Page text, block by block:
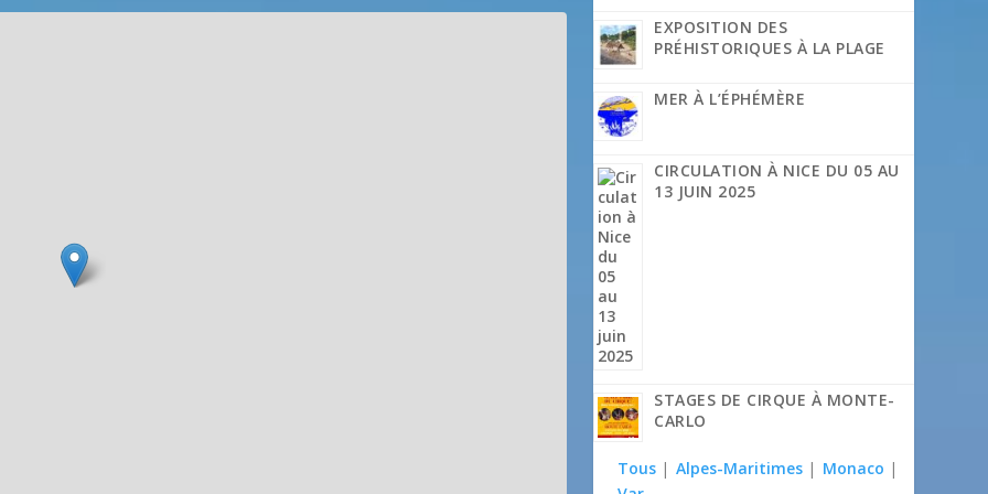
EXPOSITION DES
PRÉHISTORIQUES À LA PLAGE
MER À L’ÉPHÉMÈRE
CIRCULATION À NICE DU 05 AU
13 JUIN 2025
STAGES DE CIRQUE À MONTE-
CARLO
Tous | Alpes-Maritimes | Monaco |